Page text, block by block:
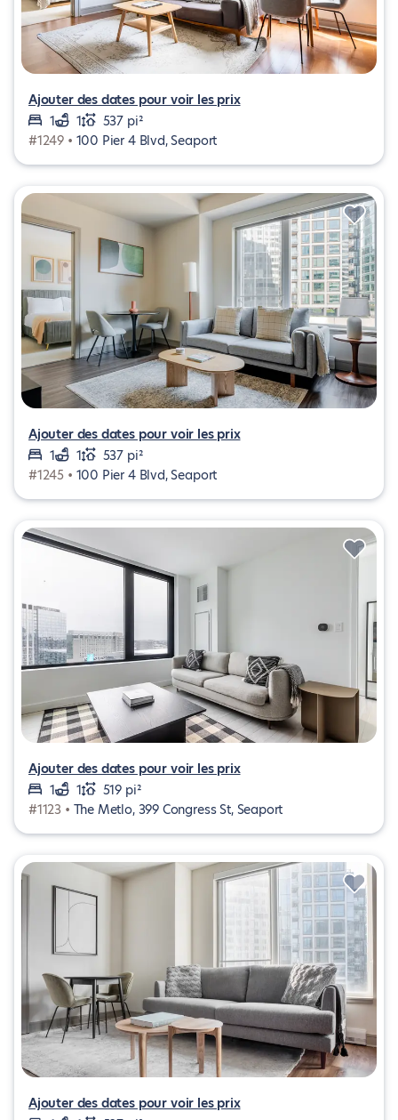
Ajouter des dates pour voir les prix
1
1
537 pi²
#1249 • 100 Pier 4 Blvd, Seaport
Ajouter des dates pour voir les prix
1
1
537 pi²
#1245 • 100 Pier 4 Blvd, Seaport
Ajouter des dates pour voir les prix
1
1
519 pi²
#1123 • The Metlo, 399 Congress St, Seaport
Ajouter des dates pour voir les prix